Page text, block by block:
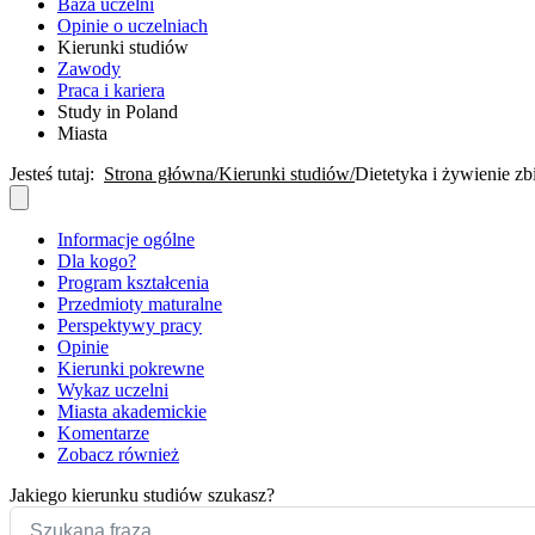
Opinie o uczelniach
Kierunki studiów
Zawody
Praca i kariera
Study in Poland
Miasta
Jesteś tutaj: Strona główna Kierunki studiów Dietetyka i żywienie
Informacje ogólne
Dla kogo?
Program kształcenia
Przedmioty maturalne
Perspektywy pracy
Opinie
Kierunki pokrewne
Wykaz uczelni
Miasta akademickie
Komentarze
Zobacz również
Jakiego kierunku studiów szukasz?